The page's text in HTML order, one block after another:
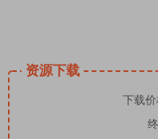
资源下载
下载价